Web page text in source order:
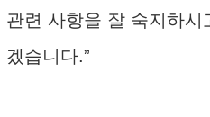
관련 사항을 잘 숙지하
겠습니다.”